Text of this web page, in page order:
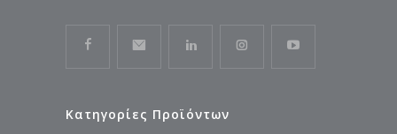
Κατηγορίες Προϊόντων